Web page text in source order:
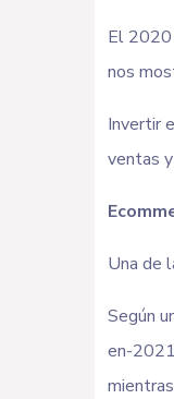
El 2020
nos
Invertir
ventas
Una de
Según
en-